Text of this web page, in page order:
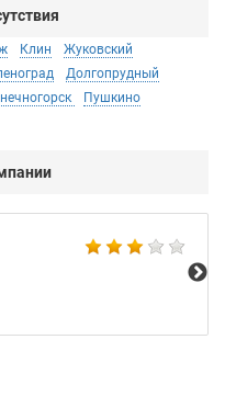
Клин
Жуковский
Долгопрудный
Пушкино